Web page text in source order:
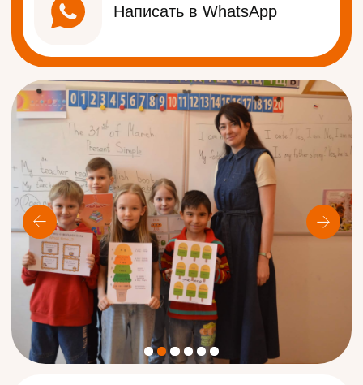
г. Стерлитамак,
ул. Щербакова, 13
Ждём вас с 10:00 до 20:00
с понедельника по субботу